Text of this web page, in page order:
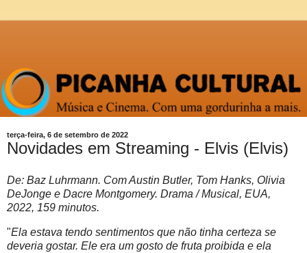
terça-feira, 6 de setembro de 2022
Novidades em Streaming - Elvis (Elvis)
De: Baz Luhrmann. Com Austin Butler, Tom Hanks, Olivia
DeJonge e Dacre Montgomery. Drama / Musical, EUA,
2022, 159 minutos.
"Ela estava tendo sentimentos que não tinha certeza se
deveria gostar. Ele era um gosto de fruta proibida e ela